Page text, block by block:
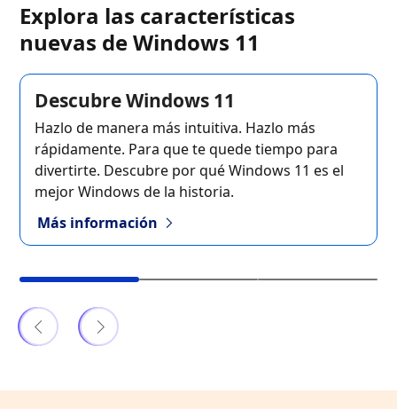
Explora las características
nuevas de Windows 11
Descubre Windows 11
Hazlo de manera más intuitiva. Hazlo más
rápidamente. Para que te quede tiempo para
divertirte. Descubre por qué Windows 11 es el
mejor Windows de la historia.
Más información